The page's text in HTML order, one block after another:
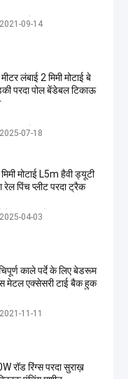
परदा ट्रैक
2021-09-14
लंबाई 2 मिमी मोटाई बे
परदा पोल बेंडेबल टिकाऊ
परदा ट्रैक
2025-07-18
मोटाई L5m हैवी ड्यूटी
रेल पिंच प्लीट परदा ट्रैक
परदा ट्रैक
2025-04-03
काले पर्दे के लिए बेडरूम
मेटल एक्सेसरी टाई बैक हुक
ट्रैक सहायक उपकरण
2021-11-11
रॉड रिंग्स परदा सुराख़